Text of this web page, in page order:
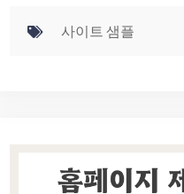
사이트 샘플